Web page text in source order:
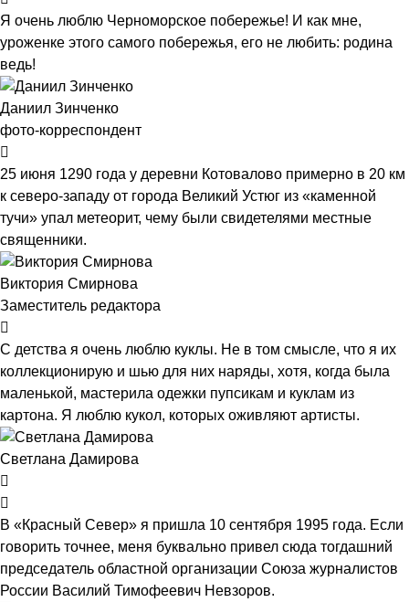
Я очень люблю Черноморское побережье! И как мне,
уроженке этого самого побережья, его не любить: родина
ведь!
Даниил Зинченко
фото-корреспондент
25 июня 1290 года у деревни Котовалово примерно в 20 км
к северо-западу от города Великий Устюг из «каменной
тучи» упал метеорит, чему были свидетелями местные
священники.
Виктория Смирнова
Заместитель редактора
С детства я очень люблю куклы. Не в том смысле, что я их
коллекционирую и шью для них наряды, хотя, когда была
маленькой, мастерила одежки пупсикам и куклам из
картона. Я люблю кукол, которых оживляют артисты.
Светлана Дамирова
В «Красный Север» я пришла 10 сентября 1995 года. Если
говорить точнее, меня буквально привел сюда тогдашний
председатель областной организации Союза журналистов
России Василий Тимофеевич Невзоров.